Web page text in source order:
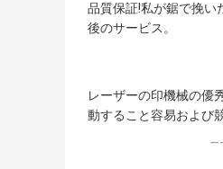
品質保証!私が鋸で挽い
後のサービス。
レーザーの印機械の優
動すること容易および